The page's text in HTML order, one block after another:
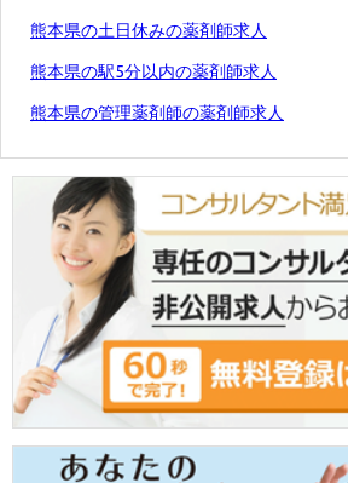
熊本県の土日休みの薬剤師求人
熊本県の駅5分以内の薬剤師求人
熊本県の管理薬剤師の薬剤師求人